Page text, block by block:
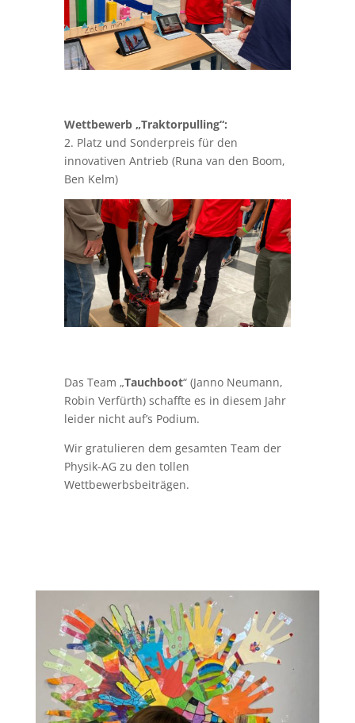
Ben Kelm)
Das Team „Tauchboot“ (Janno Neumann,
Robin Verfürth) schaffte es in diesem Jahr
leider nicht auf’s Podium.
Wir gratulieren dem gesamten Team der
Physik-AG zu den tollen
Wettbewerbsbeiträgen.